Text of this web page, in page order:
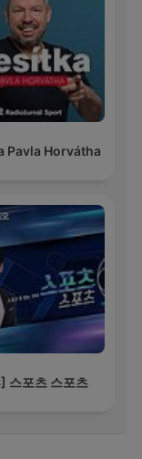
Pavla Horvátha
스포츠 스포츠